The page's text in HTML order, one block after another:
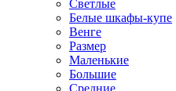
Светлые
Белые шкафы-купе
Венге
Размер
Маленькие
Большие
Средние